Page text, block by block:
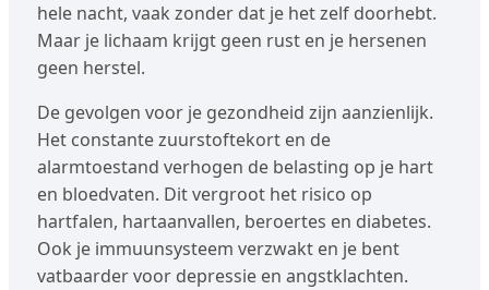
hele nacht, vaak zonder dat je het zelf doorhebt.
Maar je lichaam krijgt geen rust en je hersenen
geen herstel.
De gevolgen voor je gezondheid zijn aanzienlijk.
Het constante zuurstoftekort en de
alarmtoestand verhogen de belasting op je hart
en bloedvaten. Dit vergroot het risico op
hartfalen, hartaanvallen, beroertes en diabetes.
Ook je immuunsysteem verzwakt en je bent
vatbaarder voor depressie en angstklachten.